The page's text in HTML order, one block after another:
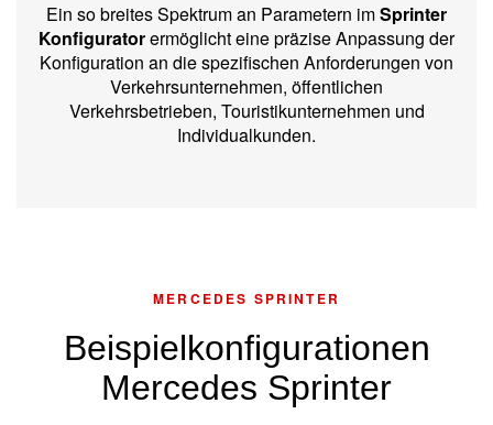
Ein so breites Spektrum an Parametern imSprinter
Konfiguratorermöglicht eine präzise Anpassung der
Konfiguration an die spezifischen Anforderungen von
Verkehrsunternehmen, öffentlichen
Verkehrsbetrieben, Touristikunternehmen und
Individualkunden.
MERCEDES SPRINTER
Beispielkonfigurationen
Mercedes Sprinter